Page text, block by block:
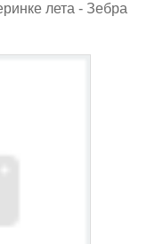
лета - Зебра